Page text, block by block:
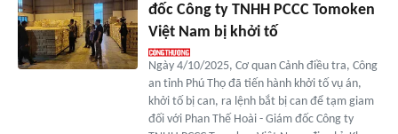
đốc Công ty TNHH PCCC Tomoken
Việt Nam bị khởi tố
Ngày 4/10/2025, Cơ quan Cảnh điều tra, Công
an tỉnh Phú Thọ đã tiến hành khởi tố vụ án,
khởi tố bị can, ra lệnh bắt bị can để tạm giam
đối với Phan Thế Hoài - Giám đốc Công ty